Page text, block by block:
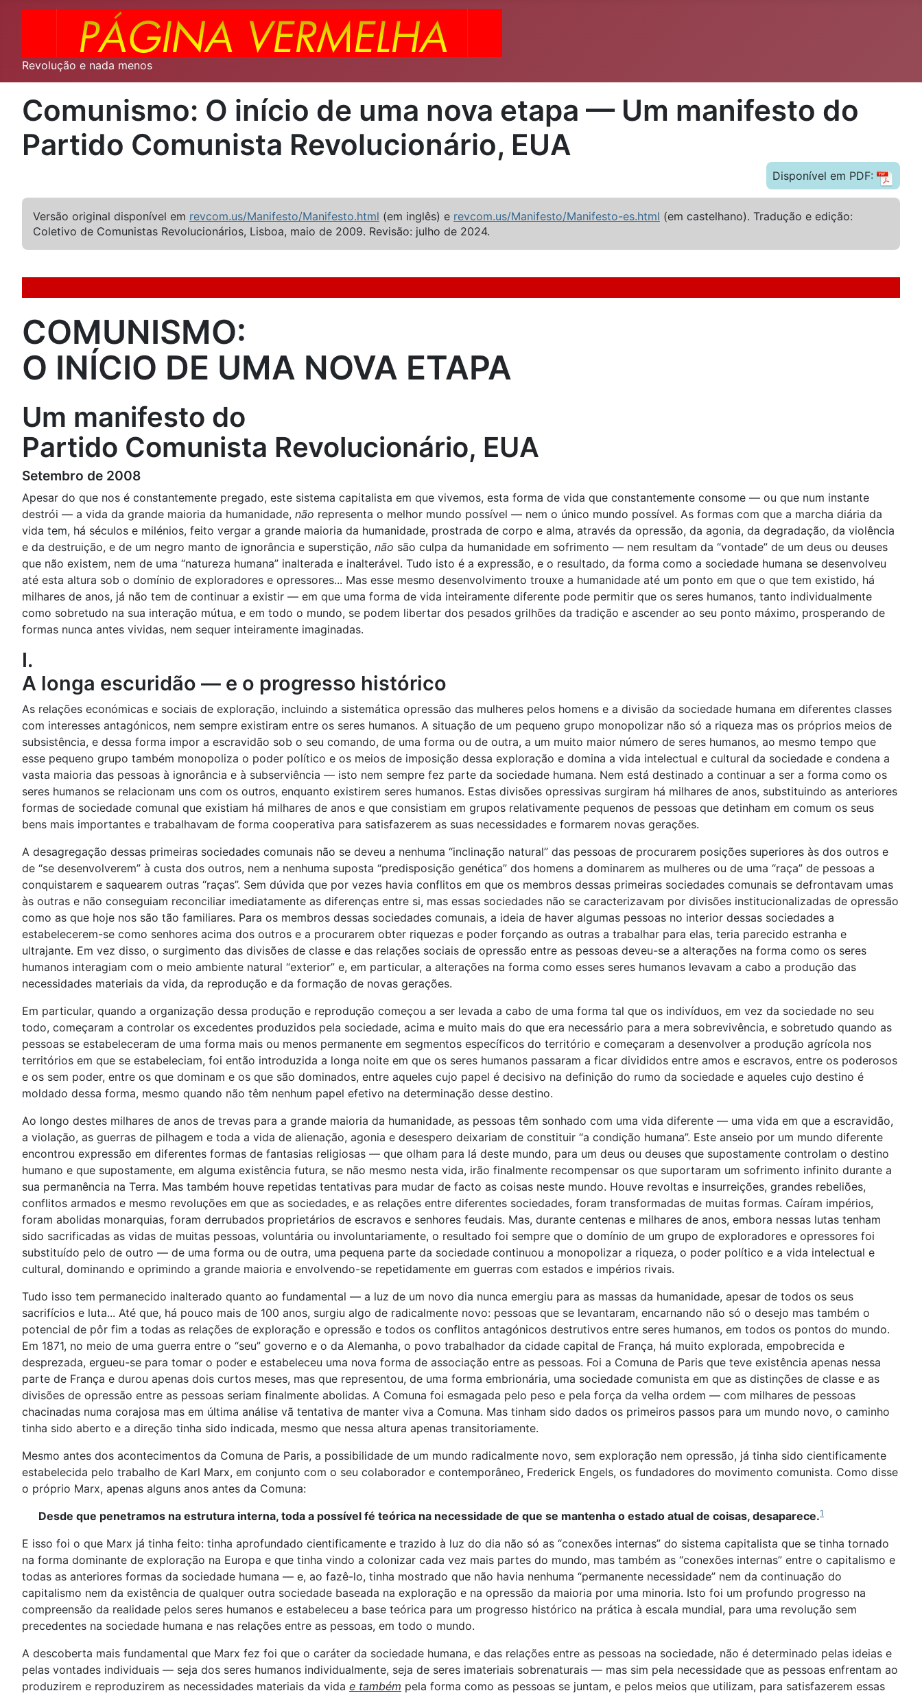
Revolução e nada menos
Comunismo: O início de uma nova etapa — Um manifesto do
Partido Comunista Revolucionário, EUA
Disponível em PDF:
Versão original disponível em revcom.us/Manifesto/Manifesto.html (em inglês) e revcom.us/Manifesto/Manifesto-es.html (em castelhano). Tradução e edição:
Coletivo de Comunistas Revolucionários, Lisboa, maio de 2009. Revisão: julho de 2024.
COMUNISMO:
O INÍCIO DE UMA NOVA ETAPA
Um manifesto do
Partido Comunista Revolucionário, EUA
Setembro de 2008
Apesar do que nos é constantemente pregado, este sistema capitalista em que vivemos, esta forma de vida que constantemente consome — ou que num instante
destrói — a vida da grande maioria da humanidade, não representa o melhor mundo possível — nem o único mundo possível. As formas com que a marcha diária da
vida tem, há séculos e milénios, feito vergar a grande maioria da humanidade, prostrada de corpo e alma, através da opressão, da agonia, da degradação, da violência
e da destruição, e de um negro manto de ignorância e superstição, não são culpa da humanidade em sofrimento — nem resultam da “vontade” de um deus ou deuses
que não existem, nem de uma “natureza humana” inalterada e inalterável. Tudo isto é a expressão, e o resultado, da forma como a sociedade humana se desenvolveu
até esta altura sob o domínio de exploradores e opressores... Mas esse mesmo desenvolvimento trouxe a humanidade até um ponto em que o que tem existido, há
milhares de anos, já não tem de continuar a existir — em que uma forma de vida inteiramente diferente pode permitir que os seres humanos, tanto individualmente
como sobretudo na sua interação mútua, e em todo o mundo, se podem libertar dos pesados grilhões da tradição e ascender ao seu ponto máximo, prosperando de
formas nunca antes vividas, nem sequer inteiramente imaginadas.
I.
A longa escuridão — e o progresso histórico
As relações económicas e sociais de exploração, incluindo a sistemática opressão das mulheres pelos homens e a divisão da sociedade humana em diferentes classes
com interesses antagónicos, nem sempre existiram entre os seres humanos. A situação de um pequeno grupo monopolizar não só a riqueza mas os próprios meios de
subsistência, e dessa forma impor a escravidão sob o seu comando, de uma forma ou de outra, a um muito maior número de seres humanos, ao mesmo tempo que
esse pequeno grupo também monopoliza o poder político e os meios de imposição dessa exploração e domina a vida intelectual e cultural da sociedade e condena a
vasta maioria das pessoas à ignorância e à subserviência — isto nem sempre fez parte da sociedade humana. Nem está destinado a continuar a ser a forma como os
seres humanos se relacionam uns com os outros, enquanto existirem seres humanos. Estas divisões opressivas surgiram há milhares de anos, substituindo as anteriores
formas de sociedade comunal que existiam há milhares de anos e que consistiam em grupos relativamente pequenos de pessoas que detinham em comum os seus
bens mais importantes e trabalhavam de forma cooperativa para satisfazerem as suas necessidades e formarem novas gerações.
A desagregação dessas primeiras sociedades comunais não se deveu a nenhuma “inclinação natural” das pessoas de procurarem posições superiores às dos outros e
de “se desenvolverem” à custa dos outros, nem a nenhuma suposta “predisposição genética” dos homens a dominarem as mulheres ou de uma “raça” de pessoas a
conquistarem e saquearem outras “raças”. Sem dúvida que por vezes havia conflitos em que os membros dessas primeiras sociedades comunais se defrontavam umas
às outras e não conseguiam reconciliar imediatamente as diferenças entre si, mas essas sociedades não se caracterizavam por divisões institucionalizadas de opressão
como as que hoje nos são tão familiares. Para os membros dessas sociedades comunais, a ideia de haver algumas pessoas no interior dessas sociedades a
estabelecerem-se como senhores acima dos outros e a procurarem obter riquezas e poder forçando as outras a trabalhar para elas, teria parecido estranha e
ultrajante. Em vez disso, o surgimento das divisões de classe e das relações sociais de opressão entre as pessoas deveu-se a alterações na forma como os seres
humanos interagiam com o meio ambiente natural “exterior” e, em particular, a alterações na forma como esses seres humanos levavam a cabo a produção das
necessidades materiais da vida, da reprodução e da formação de novas gerações.
Em particular, quando a organização dessa produção e reprodução começou a ser levada a cabo de uma forma tal que os indivíduos, em vez da sociedade no seu
todo, começaram a controlar os excedentes produzidos pela sociedade, acima e muito mais do que era necessário para a mera sobrevivência, e sobretudo quando as
pessoas se estabeleceram de uma forma mais ou menos permanente em segmentos específicos do território e começaram a desenvolver a produção agrícola nos
territórios em que se estabeleciam, foi então introduzida a longa noite em que os seres humanos passaram a ficar divididos entre amos e escravos, entre os poderosos
e os sem poder, entre os que dominam e os que são dominados, entre aqueles cujo papel é decisivo na definição do rumo da sociedade e aqueles cujo destino é
moldado dessa forma, mesmo quando não têm nenhum papel efetivo na determinação desse destino.
Ao longo destes milhares de anos de trevas para a grande maioria da humanidade, as pessoas têm sonhado com uma vida diferente — uma vida em que a escravidão,
a violação, as guerras de pilhagem e toda a vida de alienação, agonia e desespero deixariam de constituir “a condição humana”. Este anseio por um mundo diferente
encontrou expressão em diferentes formas de fantasias religiosas — que olham para lá deste mundo, para um deus ou deuses que supostamente controlam o destino
humano e que supostamente, em alguma existência futura, se não mesmo nesta vida, irão finalmente recompensar os que suportaram um sofrimento infinito durante a
sua permanência na Terra. Mas também houve repetidas tentativas para mudar de facto as coisas neste mundo. Houve revoltas e insurreições, grandes rebeliões,
conflitos armados e mesmo revoluções em que as sociedades, e as relações entre diferentes sociedades, foram transformadas de muitas formas. Caíram impérios,
foram abolidas monarquias, foram derrubados proprietários de escravos e senhores feudais. Mas, durante centenas e milhares de anos, embora nessas lutas tenham
sido sacrificadas as vidas de muitas pessoas, voluntária ou involuntariamente, o resultado foi sempre que o domínio de um grupo de exploradores e opressores foi
substituído pelo de outro — de uma forma ou de outra, uma pequena parte da sociedade continuou a monopolizar a riqueza, o poder político e a vida intelectual e
cultural, dominando e oprimindo a grande maioria e envolvendo-se repetidamente em guerras com estados e impérios rivais.
Tudo isso tem permanecido inalterado quanto ao fundamental — a luz de um novo dia nunca emergiu para as massas da humanidade, apesar de todos os seus
sacrifícios e luta... Até que, há pouco mais de 100 anos, surgiu algo de radicalmente novo: pessoas que se levantaram, encarnando não só o desejo mas também o
potencial de pôr fim a todas as relações de exploração e opressão e todos os conflitos antagónicos destrutivos entre seres humanos, em todos os pontos do mundo.
Em 1871, no meio de uma guerra entre o “seu” governo e o da Alemanha, o povo trabalhador da cidade capital de França, há muito explorada, empobrecida e
desprezada, ergueu-se para tomar o poder e estabeleceu uma nova forma de associação entre as pessoas. Foi a Comuna de Paris que teve existência apenas nessa
parte de França e durou apenas dois curtos meses, mas que representou, de uma forma embrionária, uma sociedade comunista em que as distinções de classe e as
divisões de opressão entre as pessoas seriam finalmente abolidas. A Comuna foi esmagada pelo peso e pela força da velha ordem — com milhares de pessoas
chacinadas numa corajosa mas em última análise vã tentativa de manter viva a Comuna. Mas tinham sido dados os primeiros passos para um mundo novo, o caminho
tinha sido aberto e a direção tinha sido indicada, mesmo que nessa altura apenas transitoriamente.
Mesmo antes dos acontecimentos da Comuna de Paris, a possibilidade de um mundo radicalmente novo, sem exploração nem opressão, já tinha sido cientificamente
estabelecida pelo trabalho de Karl Marx, em conjunto com o seu colaborador e contemporâneo, Frederick Engels, os fundadores do movimento comunista. Como disse
o próprio Marx, apenas alguns anos antes da Comuna:
Desde que penetramos na estrutura interna, toda a possível fé teórica na necessidade de que se mantenha o estado atual de coisas, desaparece.1
E isso foi o que Marx já tinha feito: tinha aprofundado cientificamente e trazido à luz do dia não só as “conexões internas” do sistema capitalista que se tinha tornado
na forma dominante de exploração na Europa e que tinha vindo a colonizar cada vez mais partes do mundo, mas também as “conexões internas” entre o capitalismo e
todas as anteriores formas da sociedade humana — e, ao fazê-lo, tinha mostrado que não havia nenhuma “permanente necessidade” nem da continuação do
capitalismo nem da existência de qualquer outra sociedade baseada na exploração e na opressão da maioria por uma minoria. Isto foi um profundo progresso na
compreensão da realidade pelos seres humanos e estabeleceu a base teórica para um progresso histórico na prática à escala mundial, para uma revolução sem
precedentes na sociedade humana e nas relações entre as pessoas, em todo o mundo.
A descoberta mais fundamental que Marx fez foi que o caráter da sociedade humana, e das relações entre as pessoas na sociedade, não é determinado pelas ideias e
pelas vontades individuais — seja dos seres humanos individualmente, seja de seres imateriais sobrenaturais — mas sim pela necessidade que as pessoas enfrentam ao
produzirem e reproduzirem as necessidades materiais da vida e também pela forma como as pessoas se juntam, e pelos meios que utilizam, para satisfazerem essas